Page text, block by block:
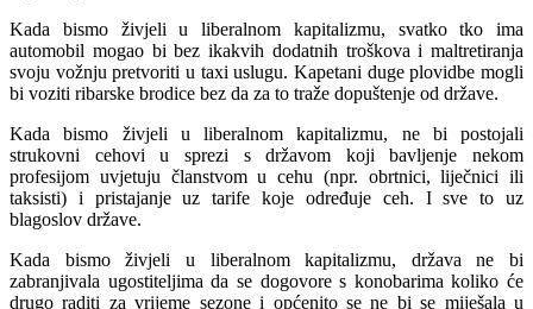
Kada bismo živjeli u liberalnom kapitalizmu, svatko tko ima
automobil mogao bi bez ikakvih dodatnih troškova i maltretiranja
svoju vožnju pretvoriti u taxi uslugu. Kapetani duge plovidbe mogli
bi voziti ribarske brodice bez da za to traže dopuštenje od države.
Kada bismo živjeli u liberalnom kapitalizmu, ne bi postojali
strukovni cehovi u sprezi s državom koji bavljenje nekom
profesijom uvjetuju članstvom u cehu (npr. obrtnici, liječnici ili
taksisti) i pristajanje uz tarife koje određuje ceh. I sve to uz
blagoslov države.
Kada bismo živjeli u liberalnom kapitalizmu, država ne bi
zabranjivala ugostiteljima da se dogovore s konobarima koliko će
drugo raditi za vrijeme sezone i općenito se ne bi se miješala u